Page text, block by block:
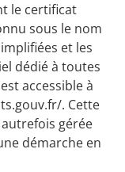
le certificat
sous le nom
et les
dédié à toutes
accessible à
. Cette
gérée
démarche en